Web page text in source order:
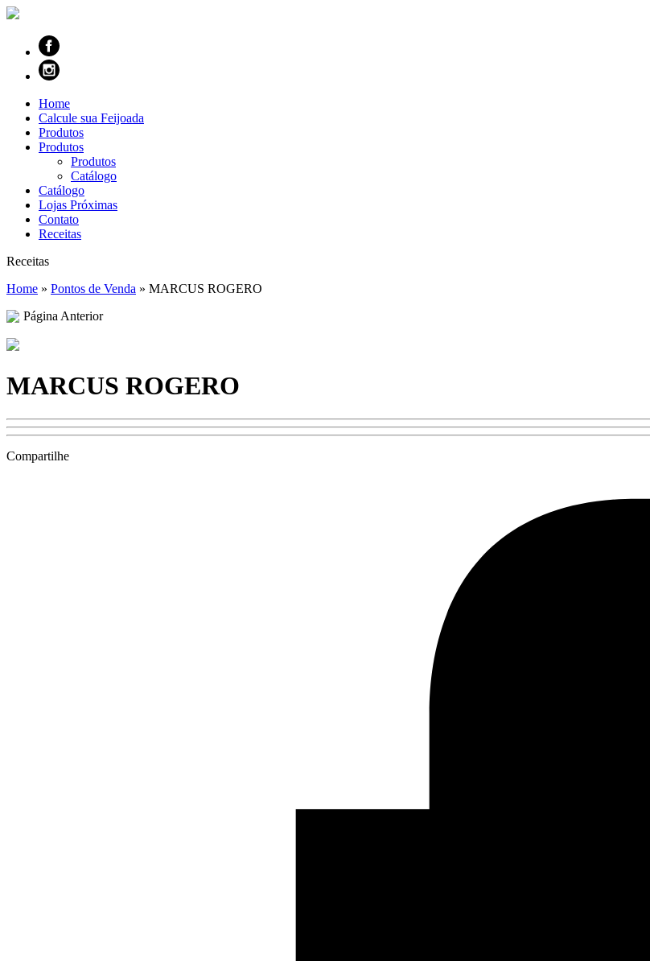
Home
Calcule sua Feijoada
Produtos
Produtos
Produtos
Catálogo
Catálogo
Lojas Próximas
Contato
Receitas
Receitas
Home » Pontos de Venda » MARCUS ROGERO
Página Anterior
MARCUS ROGERO
Compartilhe